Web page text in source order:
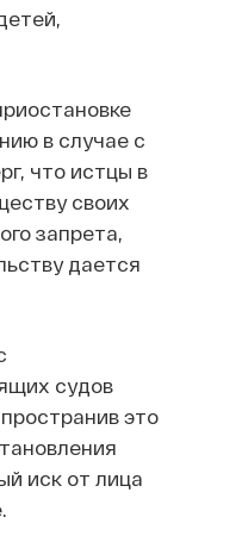
в случае с
что истцы в
своих
запрета,
дается
судов
это
иск от лица